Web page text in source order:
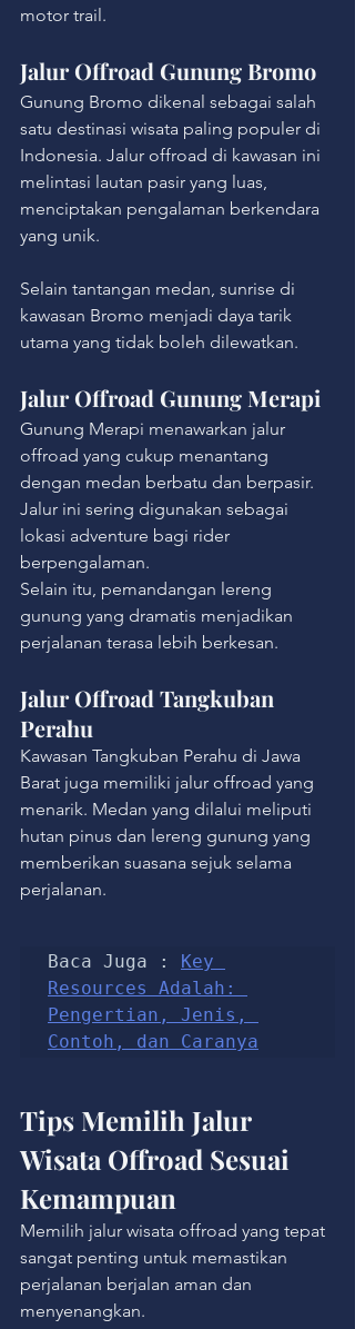
motor trail.
Jalur Offroad Gunung Bromo
Gunung Bromo dikenal sebagai salah
satu destinasi wisata paling populer di
Indonesia. Jalur offroad di kawasan ini
melintasi lautan pasir yang luas,
menciptakan pengalaman berkendara
yang unik.
Selain tantangan medan, sunrise di
kawasan Bromo menjadi daya tarik
utama yang tidak boleh dilewatkan.
Jalur Offroad Gunung Merapi
Gunung Merapi menawarkan jalur
offroad yang cukup menantang
dengan medan berbatu dan berpasir.
Jalur ini sering digunakan sebagai
lokasi adventure bagi rider
berpengalaman.
Selain itu, pemandangan lereng
gunung yang dramatis menjadikan
perjalanan terasa lebih berkesan.
Jalur Offroad Tangkuban
Perahu
Kawasan Tangkuban Perahu di Jawa
Barat juga memiliki jalur offroad yang
menarik. Medan yang dilalui meliputi
hutan pinus dan lereng gunung yang
memberikan suasana sejuk selama
perjalanan.
Baca Juga : Key
Resources Adalah:
Pengertian, Jenis,
Contoh, dan Caranya
Tips Memilih Jalur
Wisata Offroad Sesuai
Kemampuan
Memilih jalur wisata offroad yang tepat
sangat penting untuk memastikan
perjalanan berjalan aman dan
menyenangkan.